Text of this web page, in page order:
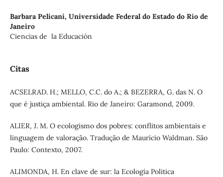
Barbara Pelicani, Universidade Federal do Estado do Rio de
Janeiro
Ciencias de la Educación
Citas
ACSELRAD. H.; MELLO, C.C. do A.; & BEZERRA, G. das N. O
que é justiça ambiental. Rio de Janeiro: Garamond, 2009.
ALIER, J. M. O ecologismo dos pobres: conflitos ambientais e
linguagem de valoração. Tradução de Maurício Waldman. São
Paulo: Contexto, 2007.
ALIMONDA, H. En clave de sur: la Ecología Politica